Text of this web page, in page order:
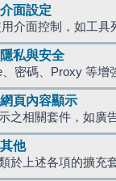
面設定
用介面控制，如工具
私與安全
密碼、Proxy 等增
頁內容顯示
之相關套件，如廣
他
於上述各項的擴充